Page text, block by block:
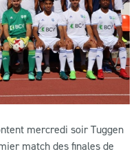
mercredi soir Tuggen
match des finales de